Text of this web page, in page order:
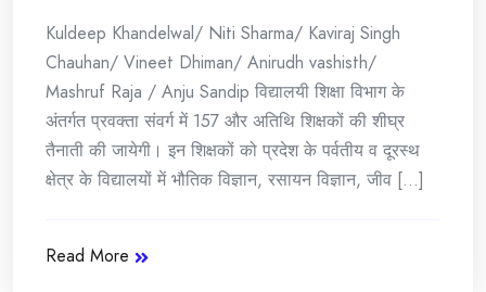
Kuldeep Khandelwal/ Niti Sharma/ Kaviraj Singh
Chauhan/ Vineet Dhiman/ Anirudh vashisth/
Mashruf Raja / Anju Sandip विद्यालयी शिक्षा विभाग के
अंतर्गत प्रवक्ता संवर्ग में 157 और अतिथि शिक्षकों की शीघ्र
तैनाती की जायेगी। इन शिक्षकों को प्रदेश के पर्वतीय व दूरस्थ
क्षेत्र के विद्यालयों में भौतिक विज्ञान, रसायन विज्ञान, जीव [...]
Read More